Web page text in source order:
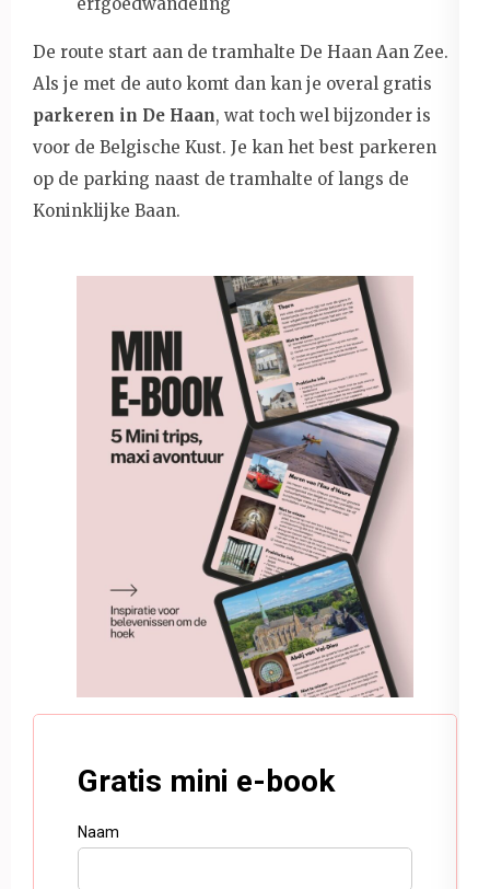
De route start aan de tramhalte De Haan Aan Zee.
Als je met de auto komt dan kan je overal gratis
parkeren in De Haan, wat toch wel bijzonder is
voor de Belgische Kust. Je kan het best parkeren
op de parking naast de tramhalte of langs de
Koninklijke Baan.